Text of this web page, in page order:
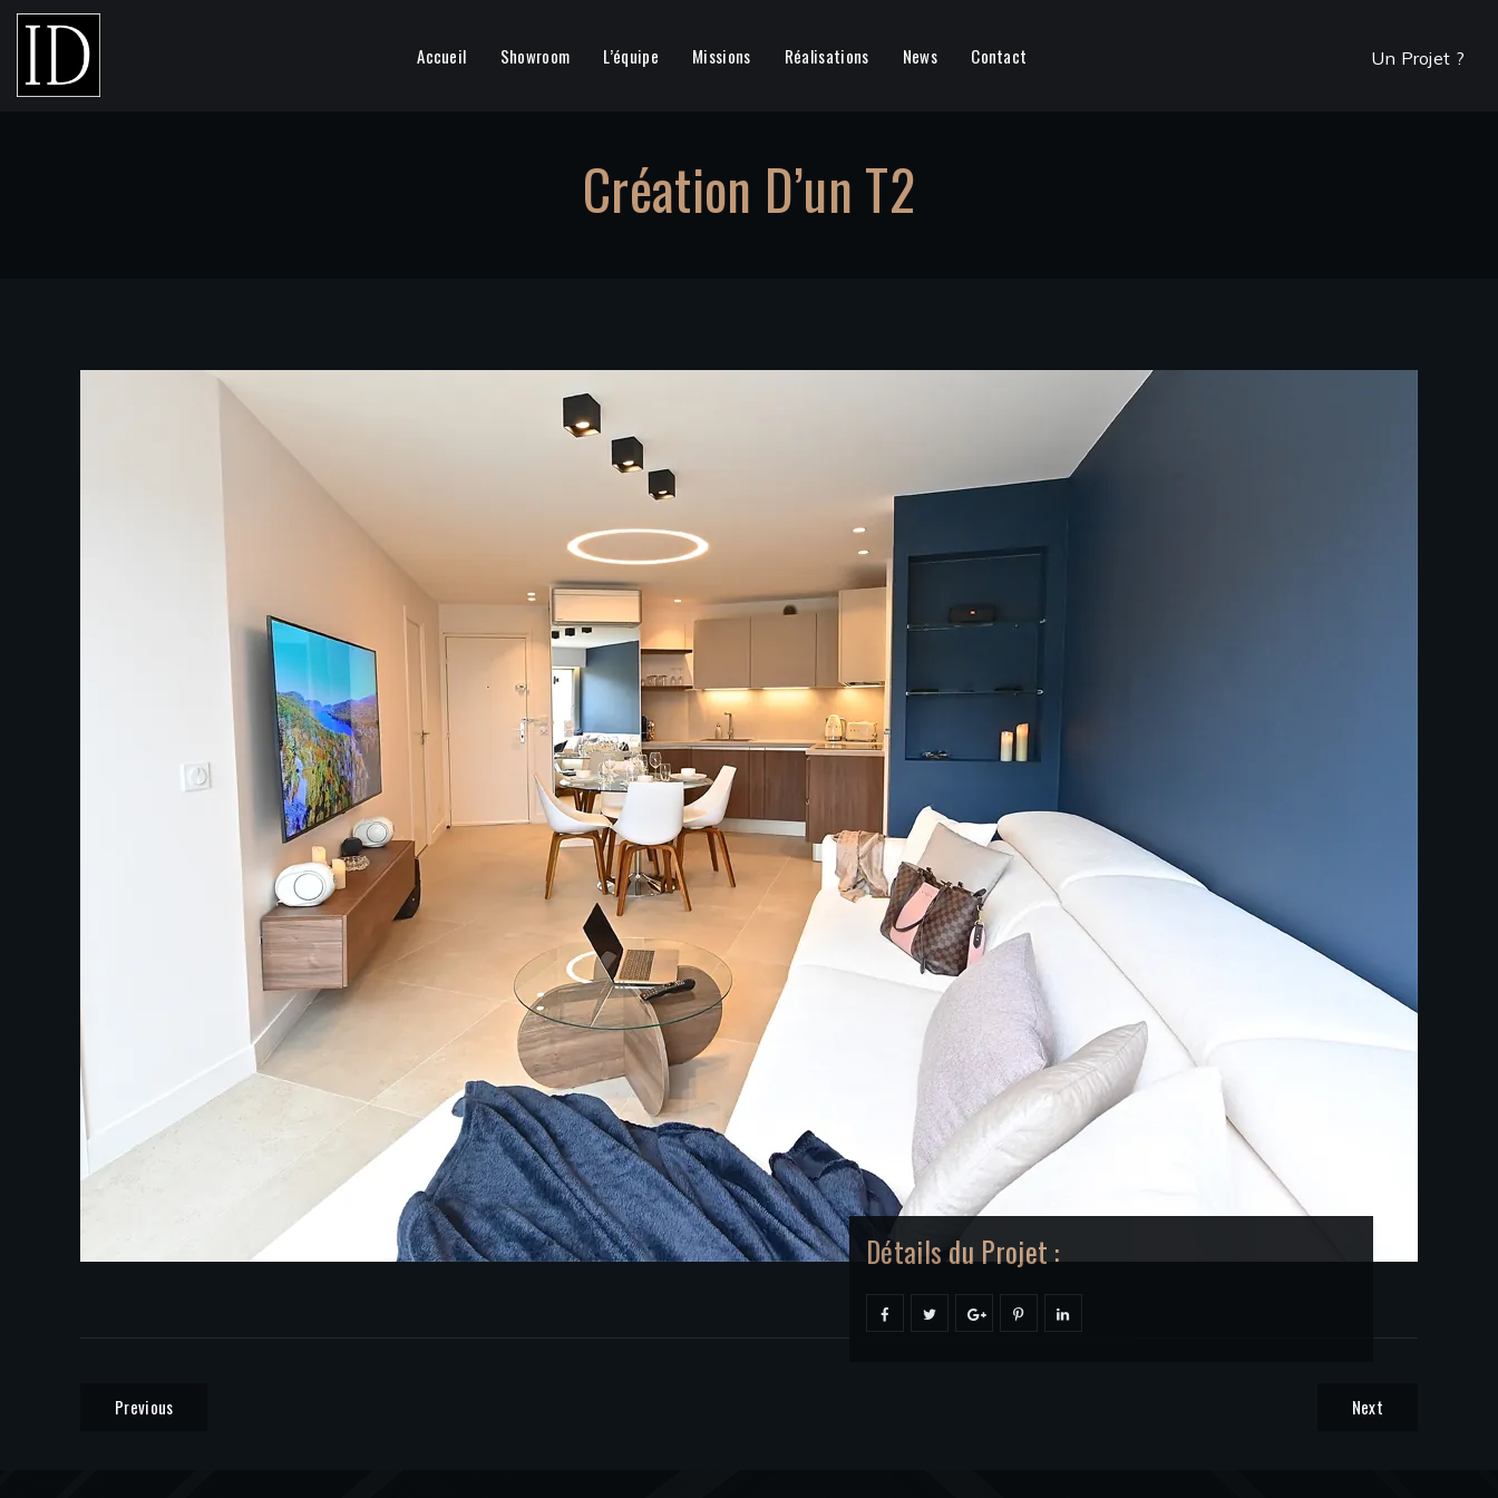
Un Projet ?
Accueil Showroom L’équipe Missions Réalisations News Contact
Création D’un T2
Détails du Projet :
Previous Next